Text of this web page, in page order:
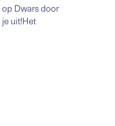
Dwars door
je uit!Het